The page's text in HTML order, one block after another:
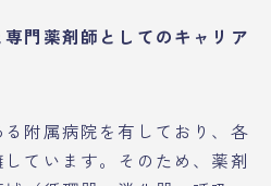
門薬剤師としてのキャリア
附属病院を有しており、各
ています。そのため、薬剤